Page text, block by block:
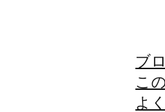
ブ
こ
よ